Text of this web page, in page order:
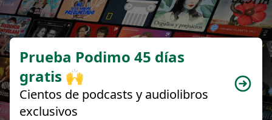
Prueba Podimo 45 días
gratis 🙌
Cientos de podcasts y audiolibros
exclusivos